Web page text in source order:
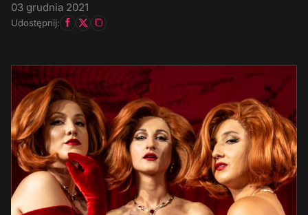
03 grudnia 2021
Udostępnij: